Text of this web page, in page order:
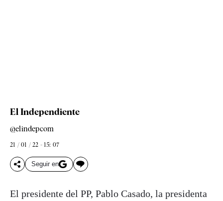
El Independiente
@elindepcom
21 / 01 / 22 - 15: 07
Seguir en
El presidente del PP, Pablo Casado, la presidenta